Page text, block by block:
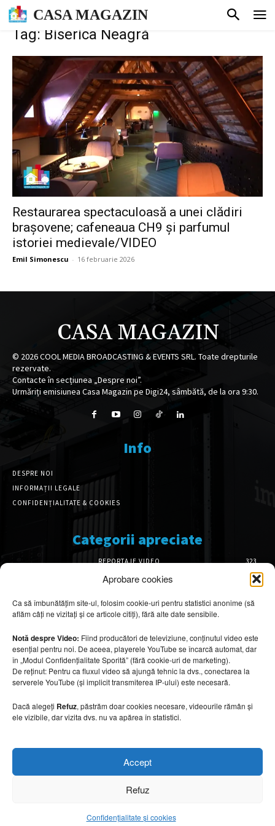
Aprobare cookies
Ca să îmbunătățim site-ul, folosim cookie-uri pentru statistici anonime (să
aflăm câți ne vizitați și ce articole citiți), fără alte date sensibile.
Notă despre Video: Fiind producători de televiziune, conținutul video este
esențial pentru noi. De aceea, playerele YouTube se încarcă automat, dar
în „Modul Confidențialitate Sporită” (fără cookie-uri de marketing).
De reținut: Pentru ca fluxul video să ajungă tehnic la dvs., conectarea la
serverele YouTube (și implicit transmiterea IP-ului) este necesară.
Dacă alegeți Refuz, păstrăm doar cookies necesare, videourile rămân și
ele vizibile, dar vizita dvs. nu va apărea în statistici.
Accept
Refuz
Confidențialitate și cookies
CASA MAGAZIN
Tag: Biserica Neagră
Restaurarea spectaculoasă a unei clădiri
brașovene; cafeneaua CH9 și parfumul
istoriei medievale/VIDEO
Emil Simonescu - 16 februarie 2026
CASA MAGAZIN
© 2026COOL MEDIA BROADCASTING & EVENTS SRL. Toate drepturile
rezervate.
Contacte în secțiunea „Despre noi”.
Urmăriți emisiunea Casa Magazin pe Digi24, sâmbătă, de la ora 9:30.
Info
DESPRE NOI
INFORMAȚII LEGALE
CONFIDENȚIALITATE & COOKIES
Categorii apreciate
REPORTAJE VIDEO
323
AMENAJĂRI INTERIOARE
126
DESIGN INTERIOR
64
ARHITECTURĂ & DESIGN
OPINII & ANALIZE
43
Articole recomandate
Cele mai impresionante cabane moderne
7 august 2026
Ouse Valley Viaduct, construcția care
7 august 2026